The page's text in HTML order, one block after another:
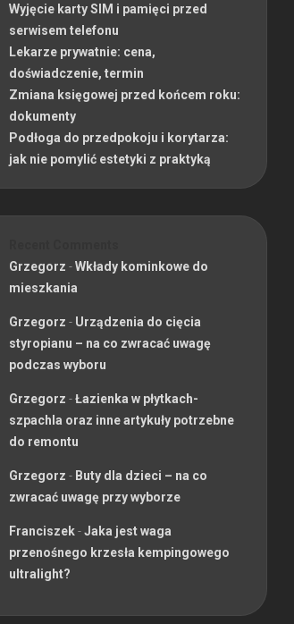
Wyjęcie karty SIM i pamięci przed
serwisem telefonu
Lekarze prywatnie: cena,
doświadczenie, termin
Zmiana księgowej przed końcem roku:
dokumenty
Podłoga do przedpokoju i korytarza:
jak nie pomylić estetyki z praktyką
Grzegorz -Wkłady kominkowe do
mieszkania
Grzegorz - Urządzenia do cięcia
styropianu – na co zwracać uwagę
podczas wyboru
Grzegorz -Łazienka w płytkach-
szpachla oraz inne artykuły potrzebne
do remontu
Grzegorz - Buty dla dzieci – na co
zwracać uwagę przy wyborze
Franciszek-Jaka jest waga
przenośnego krzesła kempingowego
ultralight?